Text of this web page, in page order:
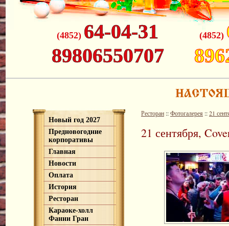
(4852) 64-04-31
89806550707
(4852)
Новый год 2027
Предновогодние
корпоративы
Главная
Новости
Оплата
История
Ресторан
Караоке-холл
Фанни Гран
Ресторан ::Фотогалерея ::21
21 сентября,